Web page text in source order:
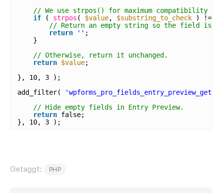
// We use strpos() for maximum compatibility
if
( strpos ( $value, $substring_to_check
) !==
// Return an empty string so the field is
return
'' ;
}
// Otherwise, return it unchanged.
return $value;
}, 10, 3 );
add_filter(
// Hide empty fields in Entry Preview.
return false;
}, 10, 3 );
Getaggt: PHP